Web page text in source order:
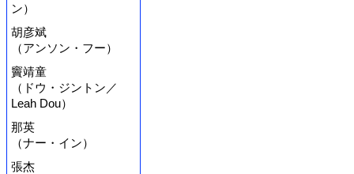
ン）
胡彦斌
（アンソン・フー）
竇靖童
（ドウ・ジントン／
Leah Dou）
那英
（ナー・イン）
張杰